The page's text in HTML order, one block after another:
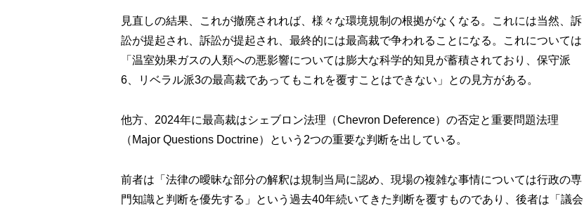
見直しの結果、これが撤廃されれば、様々な環境規制の根拠がなくなる。これには当然、訴
訟が提起され、訴訟が提起され、最終的には最高裁で争われることになる。これについては
「温室効果ガスの人類への悪影響については膨大な科学的知見が蓄積されており、保守派
6、リベラル派3の最高裁であってもこれを覆すことはできない」との見方がある。
他方、2024年に最高裁はシェブロン法理（Chevron Deference）の否定と重要問題法理
（Major Questions Doctrine）という2つの重要な判断を出している。
前者は「法律の曖昧な部分の解釈は規制当局に認め、現場の複雑な事情については行政の専
門知識と判断を優先する」という過去40年続いてきた判断を覆すものであり、後者は「議会